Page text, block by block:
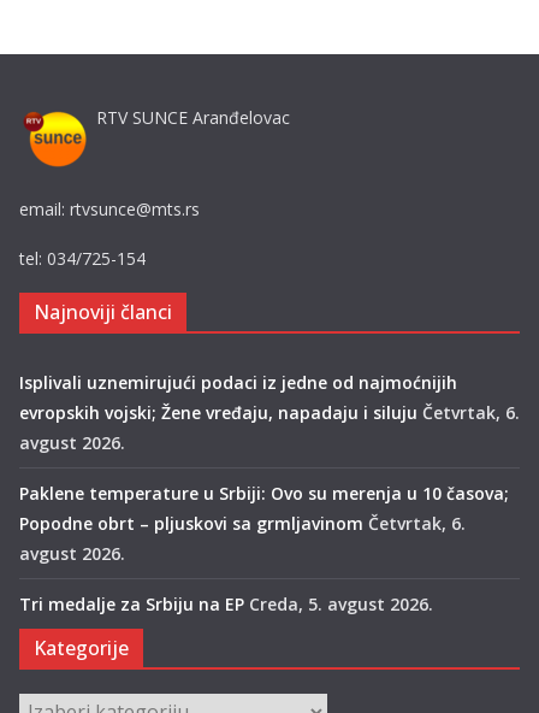
RTV SUNCE Aranđelovac
email: rtvsunce@mts.rs
tel: 034/725-154
Najnoviji članci
Isplivali uznemirujući podaci iz jedne od najmoćnijih
evropskih vojski; Žene vređaju, napadaju i siluju Četvrtak, 6.
avgust 2026.
Paklene temperature u Srbiji: Ovo su merenja u 10 časova;
Popodne obrt – pljuskovi sa grmljavinom Četvrtak, 6.
avgust 2026.
Tri medalje za Srbiju na EP Creda, 5. avgust 2026.
Kategorije
Kategorije